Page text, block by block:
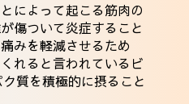
によって起こる筋肉の
傷ついて炎症すること
みを軽減させるため
れると言われているビ
質を積極的に摂ること